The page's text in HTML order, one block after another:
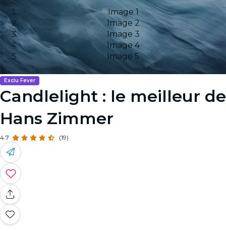
Image 1
Image 2
Image 3
Image 4
Image 5
Exclu Fever
Candlelight : le meilleur de
Hans Zimmer
4.7 (19)